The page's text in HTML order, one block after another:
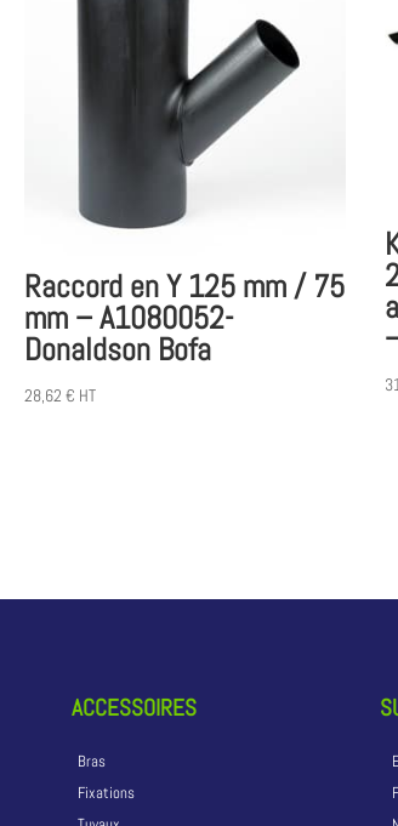
Raccord en Y 125 mm / 75
mm – A1080052-
Donaldson Bofa
28,62€ HT
ACCESSOIRES
Bras
Fixations